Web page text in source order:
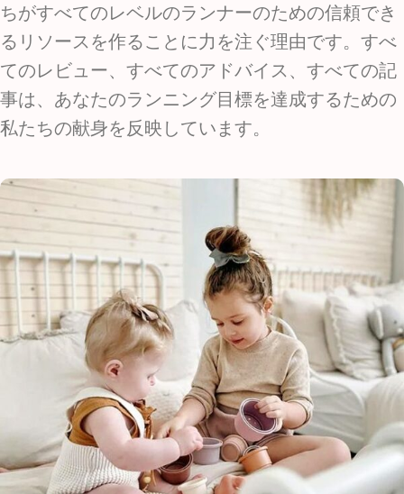
ちがすべてのレベルのランナーのための信頼でき
るリソースを作ることに力を注ぐ理由です。すべ
てのレビュー、すべてのアドバイス、すべての記
事は、あなたのランニング目標を達成するための
私たちの献身を反映しています。